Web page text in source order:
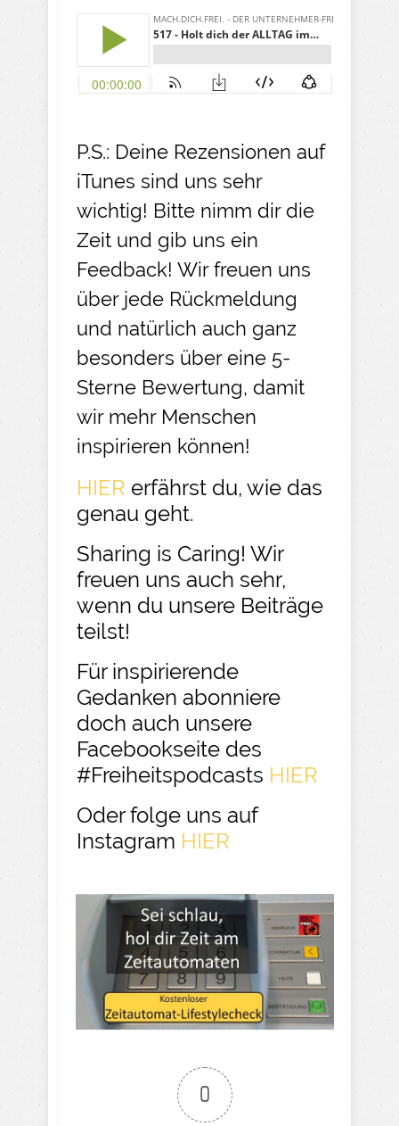
P.S.: Deine Rezensionen auf
iTunes sind uns sehr
wichtig! Bitte nimm dir die
Zeit und gib uns ein
Feedback! Wir freuen uns
über jede Rückmeldung
und natürlich auch ganz
besonders über eine 5-
Sterne Bewertung, damit
wir mehr Menschen
inspirieren können!
HIER erfährst du, wie das
genau geht.
Sharing is Caring! Wir
freuen uns auch sehr,
wenn du unsere Beiträge
teilst!
Für inspirierende
Gedanken abonniere
doch auch unsere
Facebookseite des
#Freiheitspodcasts HIER
Oder folge uns auf
Instagram HIER
0